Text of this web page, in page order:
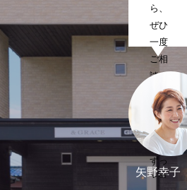
ら、
ぜひ
一度
ご相
談く
ださ
い。
あな
たが
ずっ
と笑
矢野幸子